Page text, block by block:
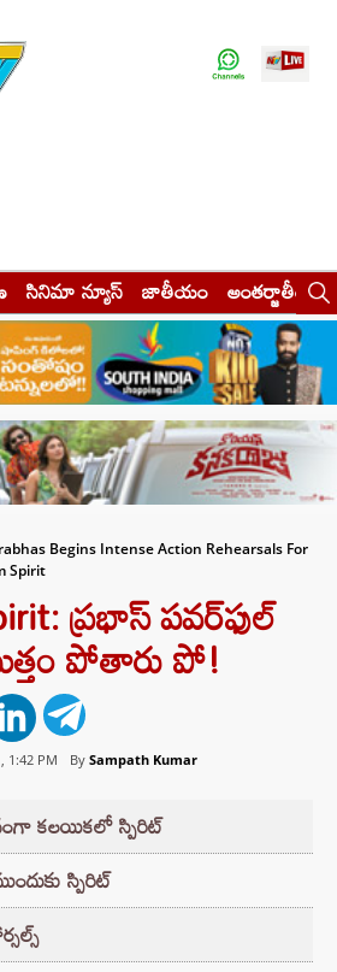
సినిమా న్యూస్ జాతీయం అంతర్జాతీయం
Begins Intense Action Rehearsals For
Spirit
ప్రభాస్ పవర్‌ఫుల్
పోతారు పో!
1:42 PM By Sampath Kumar
కలయికలో స్పిరిట్
స్పిరిట్